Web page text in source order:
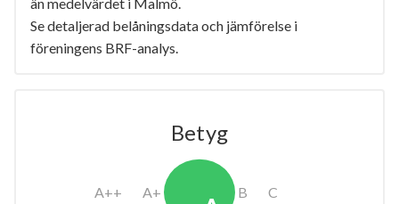
Se detaljerad belåningsdata och jämförelse i
föreningens BRF-analys.
Betyg